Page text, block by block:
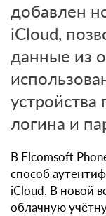
добавлен
iCloud,
данные из
устройства
логина и
В Elcomsoft
способ
iCloud. В новой
облачную